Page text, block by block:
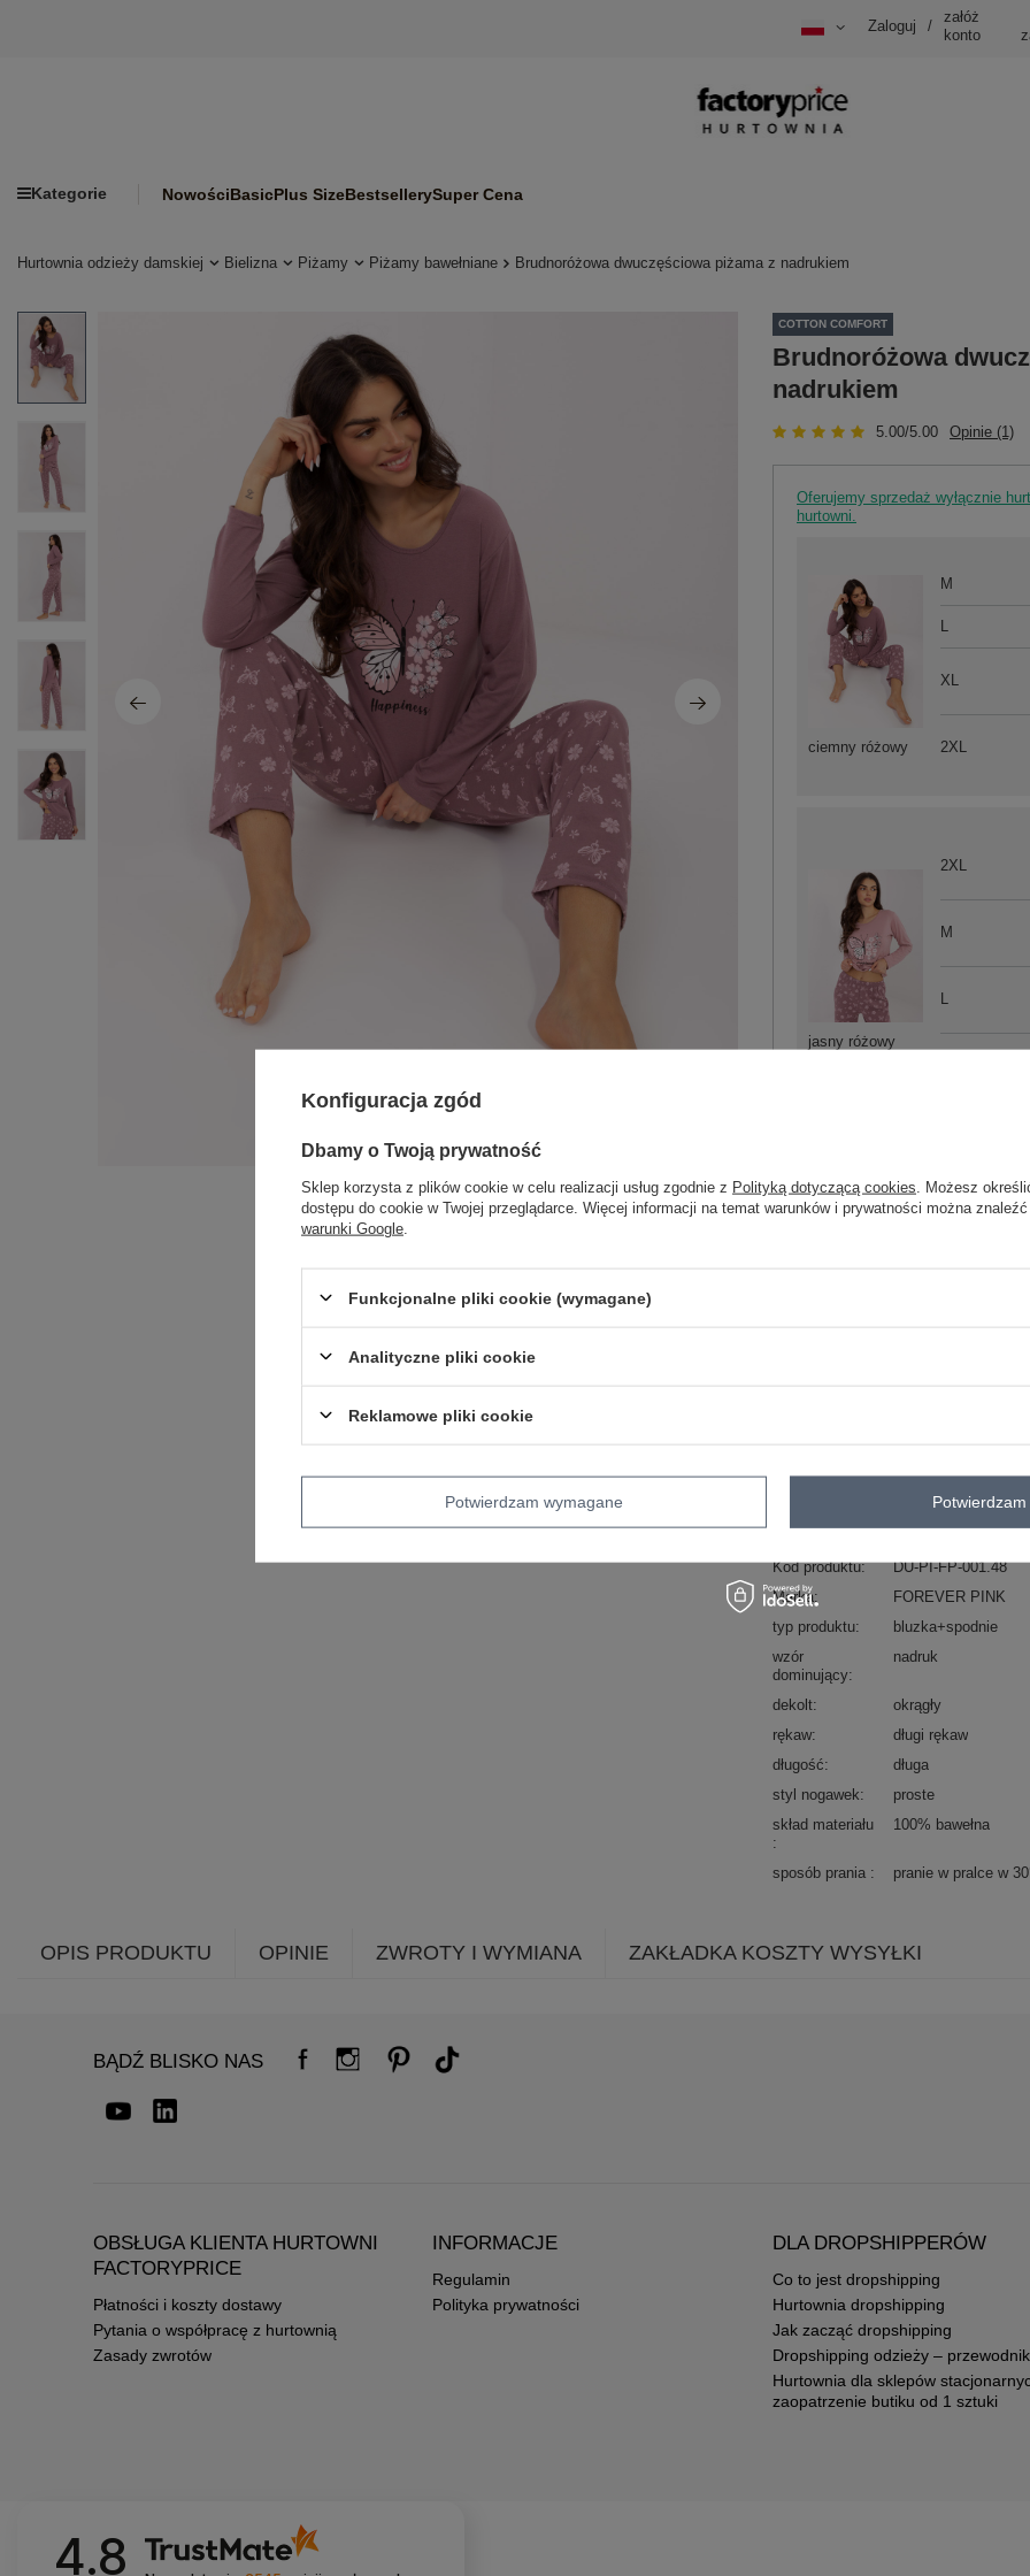
Zaloguj /
załóż
konto
Kategorie NowościBasicPlus SizeBestsellerySuper Cena
Hurtownia odzieży damskiej Bielizna Piżamy Piżamy bawełniane Brudnoróżowa dwuczęściowa piżama z nadrukiem
COTTON COMFORT
Brudnoróżowa
nadrukiem
5.00/5.00 Opinie (1)
Oferujemy sprzedaż wyłącznie
hurtowni.
jasny różowy
2XL
M
L
ciemny różowy
M
L
XL
2XL
+48 601 547 740
Kod produktu
DU-PI-FP-001.48
Marka
FOREVER PINK
typ produktu
bluzka+spodnie
wzór
dominujący
nadruk
dekolt
okrągły
rękaw
długi rękaw
długość
długa
styl nogawek
proste
skład materiału
100% bawełna
sposób prania pranie w pralce w
OPIS PRODUKTU OPINIE ZWROTY I WYMIANA ZAKŁADKA KOSZTY WYSYŁKI
BĄDŹ BLISKO NAS
OBSŁUGA KLIENTA HURTOWNI
FACTORYPRICE
Płatności i koszty dostawy
Pytania o współpracę z hurtownią
Zasady zwrotów
INFORMACJE
Regulamin
Polityka prywatności
DLA DROPSHIPPERÓW
Co to jest dropshipping
Hurtownia dropshipping
Jak zacząć dropshipping
Dropshipping odzieży – przewodnik
Hurtownia dla sklepów
zaopatrzenie butiku od 1 sztuki
4.8
Konfiguracja zgód
Dbamy o Twoją prywatność
Sklep korzysta z plików cookie w celu realizacji usług zgodnie z Polityką dotyczącą cookies . Możesz
dostępu do cookie w Twojej przeglądarce. Więcej informacji na temat warunków i prywatności można
warunki Google
Funkcjonalne pliki cookie (wymagane)
Analityczne pliki cookie
Reklamowe pliki cookie
Potwierdzam wymagane